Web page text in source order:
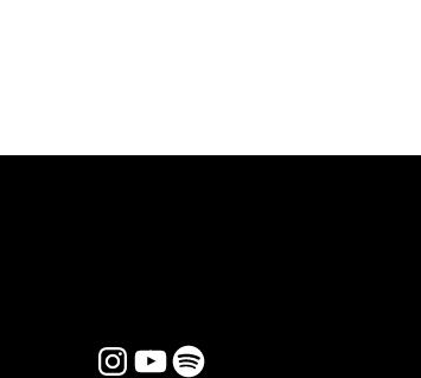
InstagramYouTube
Spotify